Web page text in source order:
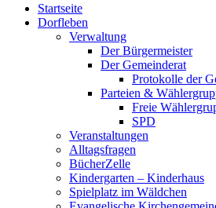
oben
scrollen
Startseite
Dorfleben
Verwaltung
Der Bürgermeister
Der Gemeinderat
Protokolle der
Parteien &
Freie
SPD
Veranstaltungen
Alltagsfragen
BücherZelle
Kindergarten – Kinderhaus
Spielplatz im Wäldchen